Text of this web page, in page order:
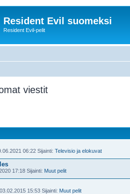
Resident Evil suomeksi
Resident Evil-pelit
viestit
06:22 Sijainti: Televisio ja elokuvat
17:18 Sijainti: Muut pelit
15:53 Sijainti: Muut pelit